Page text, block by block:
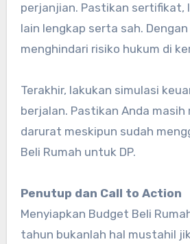
perjanjian. Pastikan sertifikat,
lain lengkap serta sah.
menghindari risiko hukum di
Terakhir, lakukan simulasi
berjalan. Pastikan Anda masih
darurat meskipun sudah
Beli Rumah untuk DP.
Penutup dan Call to Action
Menyiapkan Budget Beli
tahun bukanlah hal mustahil